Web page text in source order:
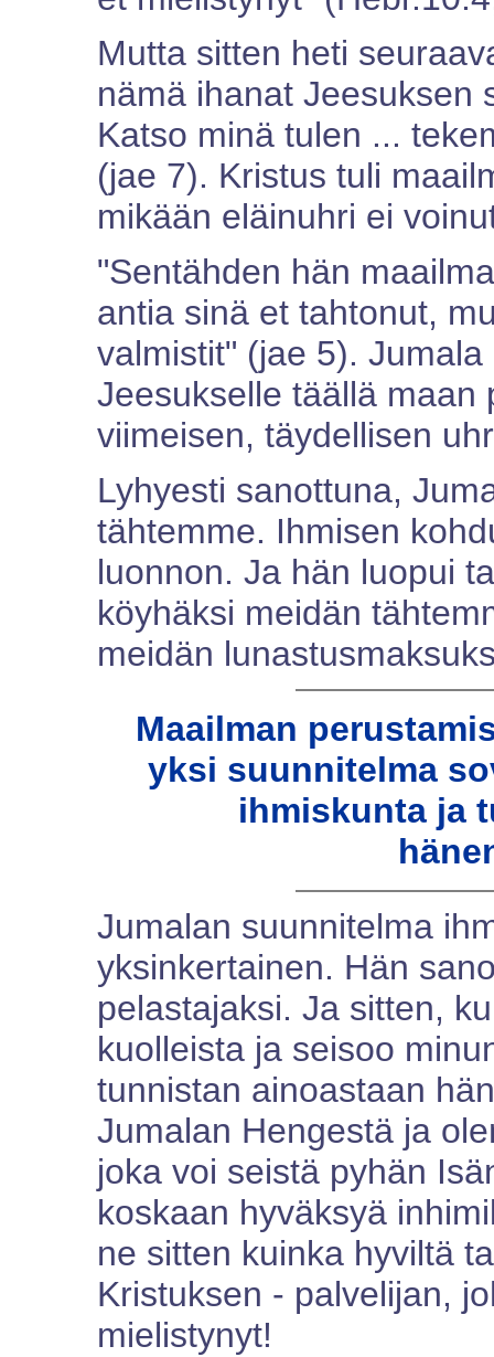
Mutta sitten heti
nämä ihanat Jeesuksen
Katso minä tulen ...
(jae 7). Kristus tuli
mikään eläinuhri ei
"Sentähden hän
antia sinä et tahtonut,
valmistit" (jae 5).
Jeesukselle täällä maan
viimeisen, täydellisen
Lyhyesti sanottuna,
tähtemme. Ihmisen
luonnon. Ja hän luopui
köyhäksi meidän
meidän
Maailman
yksi suunnitelma
ihmiskunta ja
Jumalan suunnitelma
yksinkertainen. Hän
pelastajaksi. Ja sitten,
kuolleista ja seisoo
tunnistan ainoastaan
Jumalan Hengestä ja
joka voi seistä pyhän
koskaan hyväksyä
ne sitten kuinka hyviltä
Kristuksen - palvelijan,
mielistynyt!